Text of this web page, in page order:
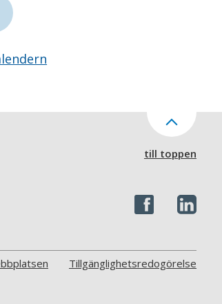
till toppen
Tillgänglighetsredogörelse